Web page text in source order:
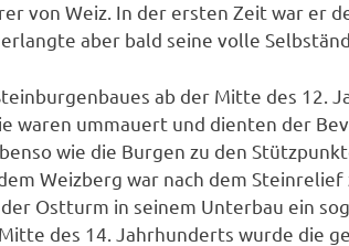
von Weiz. In der ersten Zeit war er
aber bald seine volle
ab der Mitte des 12.
waren ummauert und dienten der
wie die Burgen zu den
Weizberg war nach dem
Ostturm in seinem Unterbau ein
des 14. Jahrhunderts wurde die